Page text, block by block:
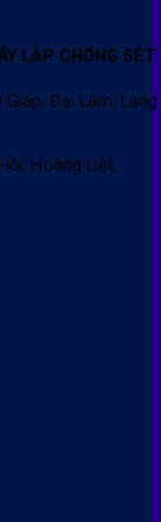
LẮP CHỐNG SÉT
Đại Lâm, Lạng
Hoàng Liệt,